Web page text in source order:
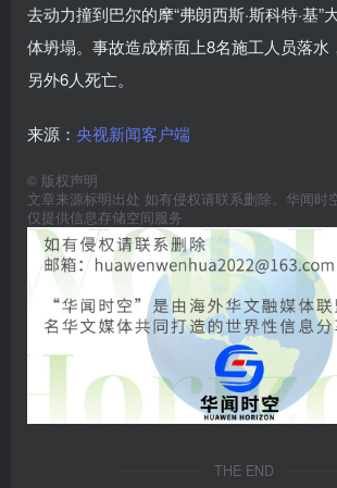
去动力撞到巴尔的摩“弗朗西斯·斯科特·基”
体坍塌。事故造成桥面上8名施工人员落水
另外6人死亡。
来源： 央视新闻客户端
© 版权声明
文章来源标明出处 如有侵权请联系删除。华闻时
仅提供信息存储空间服务
THE END